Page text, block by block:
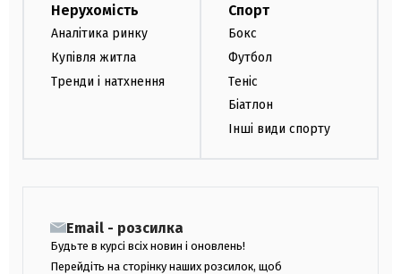
Нерухомість
Аналітика ринку
Купівля житла
Тренди і натхнення
Спорт
Бокс
Футбол
Теніс
Біатлон
Інші види спорту
Email - розсилка
Будьте в курсі всіх новин і оновлень!
Перейдіть на сторінку наших розсилок, щоб